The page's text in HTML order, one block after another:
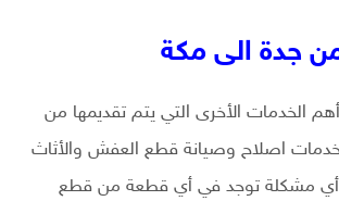
جدة الى مكة
الخدمات الأخرى التي يتم تقديمها من
اصلاح وصيانة قطع العفش والأثاث
أي مشكلة توجد في أي قطعة من قطع